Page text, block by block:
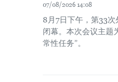
07/08/2026 14:08
8月7日下午，第33
闭幕。本次会议主题
常性任务”。